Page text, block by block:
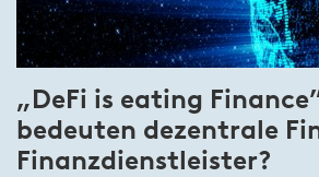
„DeFi is eating
bedeuten dezentrale
Finanzdienstleister?